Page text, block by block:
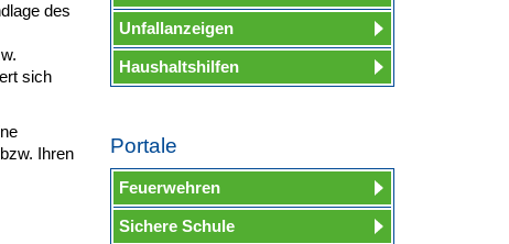
des
sich
Ihren
Unfallanzeigen
Haushaltshilfen
Portale
Feuerwehren
Sichere Schule